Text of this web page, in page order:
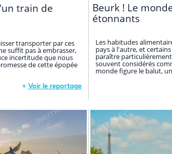
train de
transporter par ces
suffit pas à embrasser,
incertitude que nous
de cette épopée
+ Voir le reportage
Beurk ! Le
étonnants
Les habitudes
pays à l'autre, et
paraître
souvent considérés
monde figure le balut,